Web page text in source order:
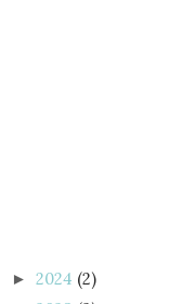
► 2024 (2)